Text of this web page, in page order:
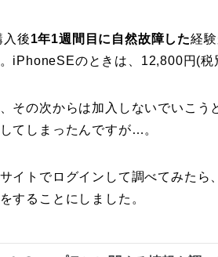
後1年1週間目に自然故障した経
iPhoneSEのときは、12,800円(税
その次からは加入しないでいこう
てしまったんですが…。
イトでログインして調べてみたら
することにしました。